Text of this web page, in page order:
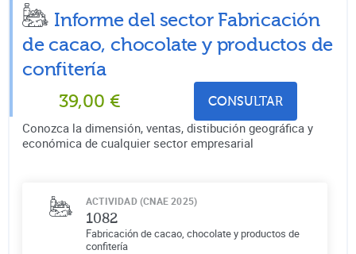
Informe del sector Fabricación
de cacao, chocolate y productos de
confitería
39,00 € CONSULTAR
Conozca la dimensión, ventas, distibución geográfica y
económica de cualquier sector empresarial
ACTIVIDAD (CNAE 2025)
1082
Fabricación de cacao, chocolate y productos de
confitería